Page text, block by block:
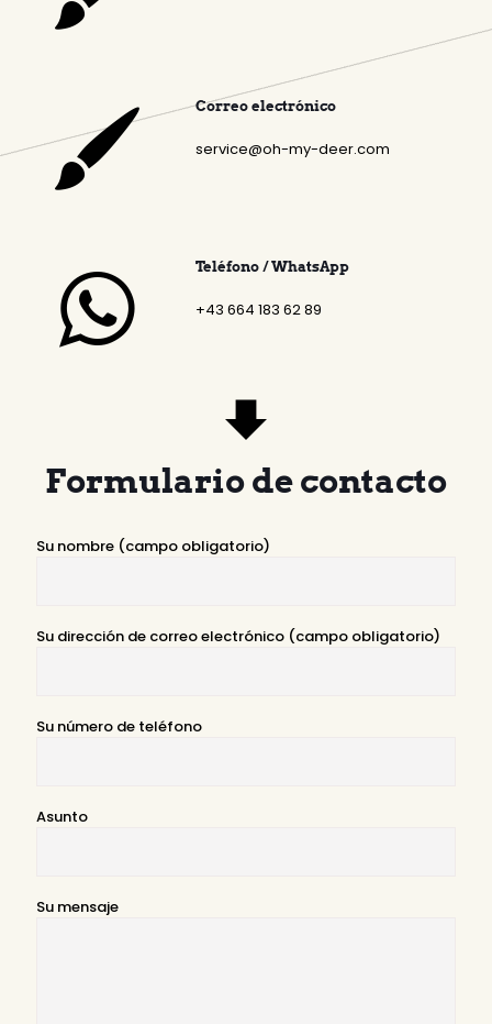
Correo electrónico
service@oh-my-deer.com
Teléfono / WhatsApp
+43 664 183 62 89
Formulario de contacto
Su nombre (campo obligatorio)
Su dirección de correo electrónico (campo obligatorio)
Su número de teléfono
Asunto
Su mensaje